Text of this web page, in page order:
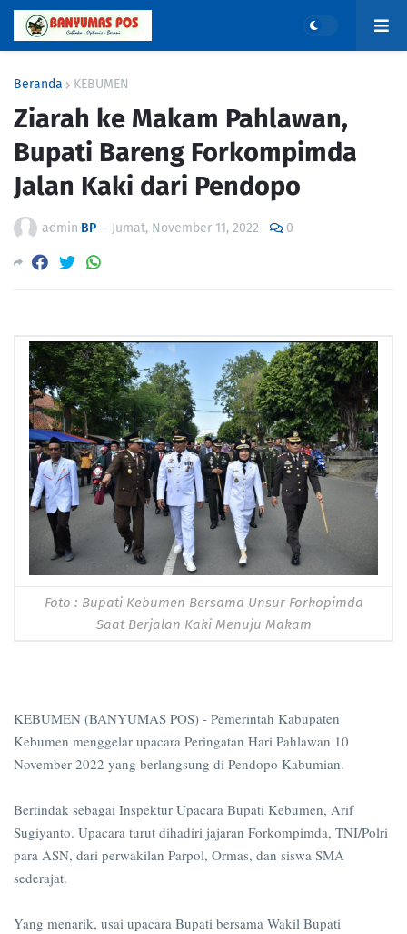
Beranda KEBUMEN
Ziarah ke Makam Pahlawan,
Bupati Bareng Forkompimda
Jalan Kaki dari Pendopo
admin BP— Jumat, November 11, 2022 0
Foto : Bupati Kebumen Bersama Unsur Forkopimda
Saat Berjalan Kaki Menuju Makam
KEBUMEN (BANYUMAS POS) - Pemerintah Kabupaten
Kebumen menggelar upacara Peringatan Hari Pahlawan 10
November 2022 yang berlangsung di Pendopo Kabumian.
Bertindak sebagai Inspektur Upacara Bupati Kebumen, Arif
Sugiyanto. Upacara turut dihadiri jajaran Forkompimda, TNI/Polri
para ASN, dari perwakilan Parpol, Ormas, dan siswa SMA
sederajat.
Yang menarik, usai upacara Bupati bersama Wakil Bupati